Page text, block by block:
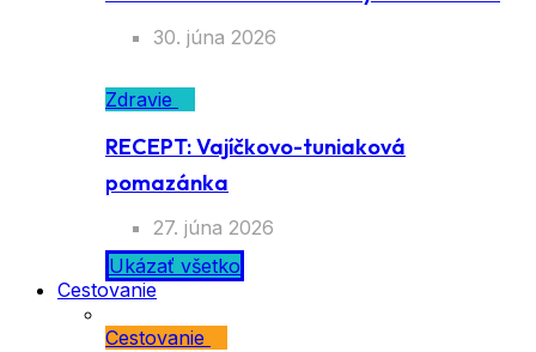
30. júna 2026
Zdravie
RECEPT: Vajíčkovo-tuniaková
pomazánka
27. júna 2026
Ukázať všetko
Cestovanie
Cestovanie